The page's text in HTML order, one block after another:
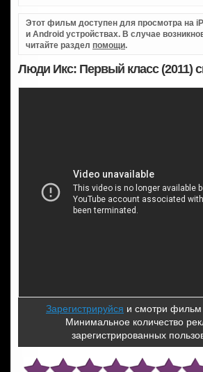
Этот фильм доступен для просмотра на
и Android устройствах. В случае
читайте раздел помощи.
Люди Икс: Первый класс (2011)
Зарегистрируйся и смотри
Минимальное количество
зарегистрированных